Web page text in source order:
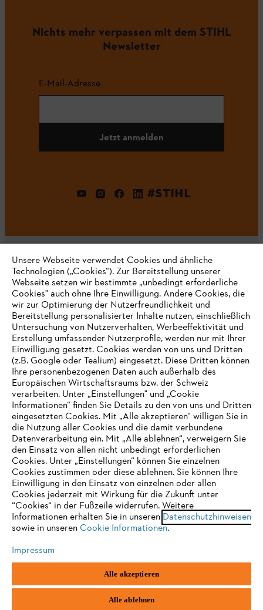
Nichts mehr verpassen mit dem STIHL
Newsletter
E-Mail-Adresse
Jetzt anmelden
#STIHL
Unternehmen
Häufig gestellte Fragen
Support
Datenschutz Impressum Cookies
Rechtliche Informationen
STIHL VERTRIEBS AG, 8617 Mönchaltorf
IHR BROWSER WIRD NICHT
UNTERSTÜTZT
Sie nutzen einen Browser, den wir noch nicht unterstützen. Für
eine optimale Nutzung unserer Seite empfehlen wir Ihnen, zu
einem der folgenden Browser zu wechseln:
Firefox Chrome
Unsere Webseite verwendet Cookies und ähnliche
Technologien („Cookies“). Zur Bereitstellung unserer
Webseite setzen wir bestimmte „unbedingt erforderliche
Cookies" auch ohne Ihre Einwilligung. Andere Cookies, die
wir zur Optimierung der Nutzerfreundlichkeit und
Bereitstellung personalisierter Inhalte nutzen, einschließlich
Untersuchung von Nutzerverhalten, Werbeeffektivität und
Erstellung umfassender Nutzerprofile, werden nur mit Ihrer
Einwilligung gesetzt. Cookies werden von uns und Dritten
(z.B. Google oder Tealium) eingesetzt. Diese Dritten können
Ihre personenbezogenen Daten auch außerhalb des
Europäischen Wirtschaftsraums bzw. der Schweiz
verarbeiten. Unter „Einstellungen" und „Cookie
Informationen“ finden Sie Details zu den von uns und Dritten
eingesetzten Cookies. Mit „Alle akzeptieren“ willigen Sie in
die Nutzung aller Cookies und die damit verbundene
Datenverarbeitung ein. Mit „Alle ablehnen“, verweigern Sie
den Einsatz von allen nicht unbedingt erforderlichen
Cookies. Unter „Einstellungen“ können Sie einzelnen
Cookies zustimmen oder diese ablehnen. Sie können Ihre
Einwilligung in den Einsatz von einzelnen oder allen
Cookies jederzeit mit Wirkung für die Zukunft unter
“Cookies“ in der Fußzeile widerrufen. Weitere
Informationen erhalten Sie in unseren Datenschutzhinweisen
sowie in unseren Cookie Informationen.
Impressum
Alle akzeptieren
Alle ablehnen